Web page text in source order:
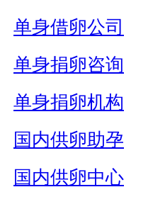
单身借卵公司
单身捐卵咨询
单身捐卵机构
国内供卵助孕
国内供卵中心